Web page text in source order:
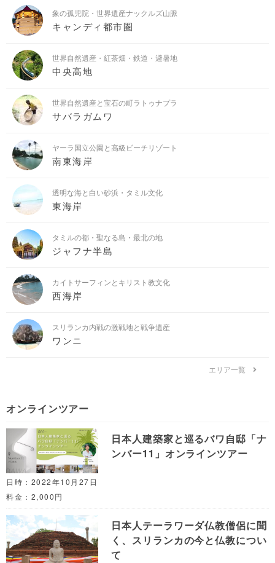
象の孤児院・世界遺産ナックルズ山脈
キャンディ都市圏
世界自然遺産・紅茶畑・鉄道・避暑地
中央高地
世界自然遺産と宝石の町ラトゥナプラ
サバラガムワ
ヤーラ国立公園と高級ビーチリゾート
南東海岸
透明な海と白い砂浜・タミル文化
東海岸
タミルの都・聖なる島・最北の地
ジャフナ半島
カイトサーフィンとキリスト教文化
西海岸
スリランカ内戦の激戦地と戦争遺産
ワンニ
エリア一覧
オンラインツアー
日本人建築家と巡るバワ自邸「ナ
ンバー11」オンラインツアー
日時：2022年10月27日
料金：2,000円
日本人テーラワーダ仏教僧侶に聞
く、スリランカの今と仏教につい
て